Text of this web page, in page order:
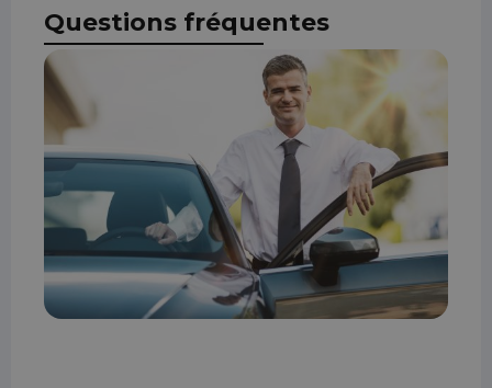
Questions fréquentes